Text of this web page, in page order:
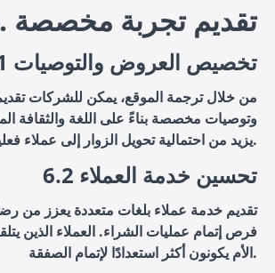
6. تقديم تجربة مخصصة
6.1 تخصيص العروض والتوصيات
من خلال ترجمة الموقع، يمكن للشركات
وتوصيات مخصصة بناءً على اللغة والثقافة
يزيد من احتمالية تحويل الزوار إلى عملاء فعليين.
6.2 تحسين خدمة العملاء
تقديم خدمة عملاء بلغات متعددة يعزز من
فرص إتمام عمليات الشراء. العملاء الذين
الأم يكونون أكثر استعدادًا لإتمام الصفقة.